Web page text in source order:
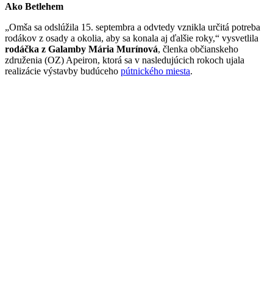
Ako Betlehem
„Omša sa odslúžila 15. septembra a odvtedy vznikla určitá potreba
rodákov z osady a okolia, aby sa konala aj ďalšie roky,“ vysvetlila
rodáčka z Galamby Mária Murínová, členka občianskeho
združenia (OZ) Apeiron, ktorá sa v nasledujúcich rokoch ujala
realizácie výstavby budúceho pútnického miesta.